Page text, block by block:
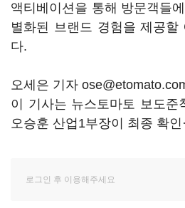
액티베이션을 통해 방문객들
별화된 브랜드 경험을 제공할
다.
오세은 기자
이 기사는 뉴스토마토 보도준
오승훈 산업1부장이 최종 확인